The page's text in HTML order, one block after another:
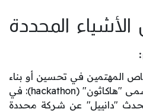
المحددة
المهتمين في تحسين أو بناء
برنامج جديد، أو ما يسمى "هاكاثون" (hackathon): في
يتحدث "دانييل" عن شركة محددة